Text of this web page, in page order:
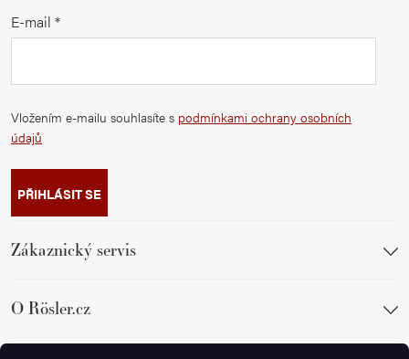
E-mail
Vložením e-mailu souhlasíte s podmínkami ochrany osobních
údajů
PŘIHLÁSIT SE
Zákaznický servis
O Rösler.cz